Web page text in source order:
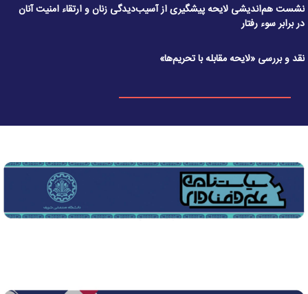
نشست هم‌اندیشی لایحه پیشگیری از آسیب‌دیدگی زنان و ارتقاء امنیت آنان
در برابر سوء رفتار
نقد و بررسی «لایحه مقابله با تحریم‌ها»